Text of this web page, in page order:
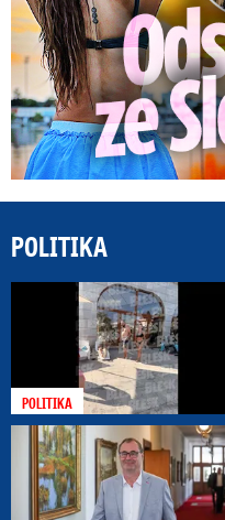
POLITIKA
POLITIKA